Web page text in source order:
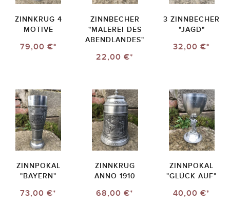
ZINNKRUG 4
MOTIVE
79,00 €*
ZINNBECHER
"MALEREI DES
ABENDLANDES"
22,00 €*
3 ZINNBECHER
"JAGD"
32,00 €*
ZINNPOKAL
"BAYERN"
73,00 €*
ZINNKRUG
ANNO 1910
68,00 €*
ZINNPOKAL
"GLÜCK AUF"
40,00 €*